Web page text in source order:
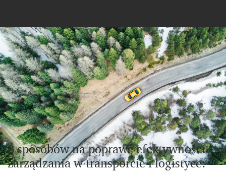
6 sposobów na poprawę efektywności
zarządzania w transporcie i logistyce: